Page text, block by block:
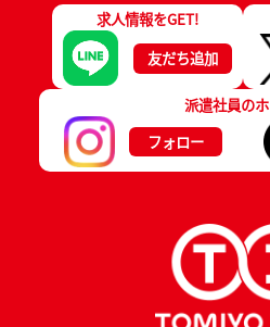
求人情報をGET!
友だち追加
派遣社員の
フォロー